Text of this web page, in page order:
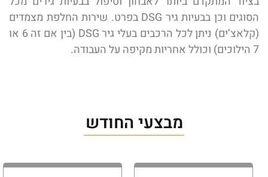
הסוגים וכן בבעיות גיר DSG בפרט. שירות החלפת מצמדים
(קלאצ’ים) ניתן לכל הרכבים בעלי גיר DSG (בין אם זה 6 או
7 הילוכים) וכולל אחריות מקיפה על העבודה.
מבצעי החודש